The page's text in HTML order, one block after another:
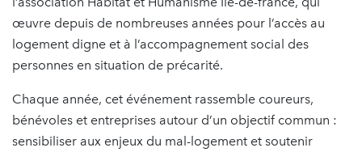
œuvre depuis de nombreuses années pour l’accès au
logement digne et à l’accompagnement social des
personnes en situation de précarité.
Chaque année, cet événement rassemble coureurs,
bénévoles et entreprises autour d’un objectif commun :
sensibiliser aux enjeux du mal-logement et soutenir